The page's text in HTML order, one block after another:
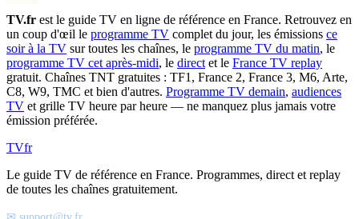
TV.fr est le guide TV en ligne de référence en France. Retrouvez en
un coup d'œil le programme TV complet du jour, les émissions ce
soir à la TV sur toutes les chaînes, le programme TV du matin, le
programme TV cet après-midi, le direct et le France TV replay
gratuit. Chaînes TNT gratuites : TF1, France 2, France 3, M6, Arte,
C8, W9, TMC et bien d'autres. Programme TV demain, audiences
TV et grille TV heure par heure — ne manquez plus jamais votre
émission préférée.
TVfr
Le guide TV de référence en France. Programmes, direct et replay
de toutes les chaînes gratuitement.